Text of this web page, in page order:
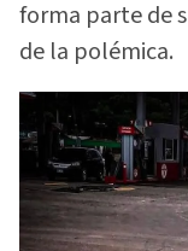
forma parte de
de la polémica.